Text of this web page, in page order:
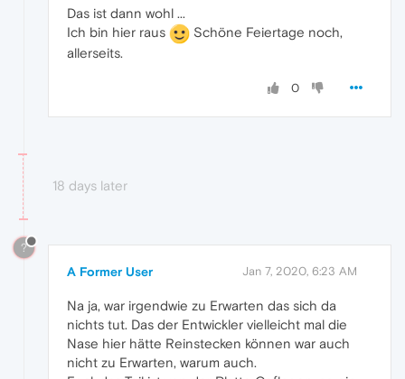
Das ist dann wohl ...
Ich bin hier raus
Schöne Feiertage noch,
allerseits.
0
18 days later
?
A Former User Jan 7, 2020, 6:23 AM
Na ja, war irgendwie zu Erwarten das sich da
nichts tut. Das der Entwickler vielleicht mal die
Nase hier hätte Reinstecken können war auch
nicht zu Erwarten, warum auch.